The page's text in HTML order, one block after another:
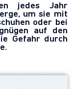
jedes Jahr
um sie mit
oder bei
auf den
Gefahr durch